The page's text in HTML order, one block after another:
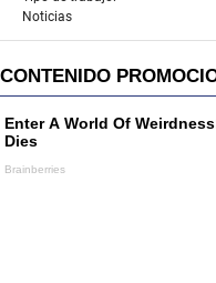
Noticias